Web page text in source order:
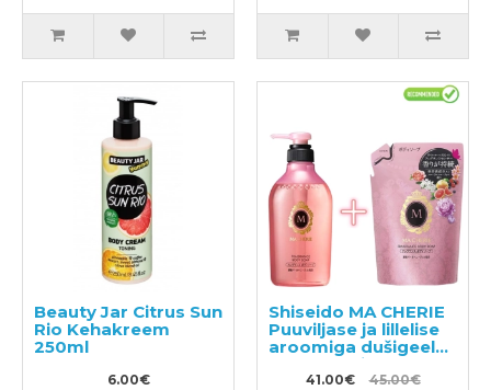
Beauty Jar Citrus Sun
Rio Kehakreem
250ml
6.00€
Shiseido MA CHERIE
Puuviljase ja lillelise
aroomiga dušigeel
450ml + täide 350ml
41.00€ 45.00€